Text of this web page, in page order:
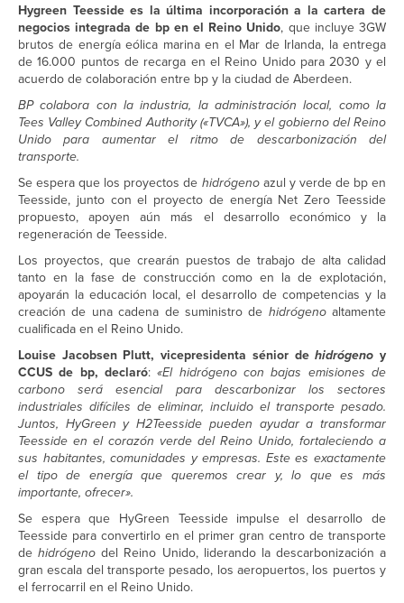
Hygreen Teesside es la última incorporación a la cartera de
negocios integrada de bp en el Reino Unido, que incluye 3GW
brutos de energía eólica marina en el Mar de Irlanda, la entrega
de 16.000 puntos de recarga en el Reino Unido para 2030 y el
acuerdo de colaboración entre bp y la ciudad de Aberdeen.
BP colabora con la industria, la administración local, como la
Tees Valley Combined Authority («TVCA»), y el gobierno del Reino
Unido para aumentar el ritmo de descarbonización del
transporte.
Se espera que los proyectos de hidrógenoazul y verde de bp en
Teesside, junto con el proyecto de energía Net Zero Teesside
propuesto, apoyen aún más el desarrollo económico y la
regeneración de Teesside.
Los proyectos, que crearán puestos de trabajo de alta calidad
tanto en la fase de construcción como en la de explotación,
apoyarán la educación local, el desarrollo de competencias y la
creación de una cadena de suministro de hidrógenoaltamente
cualificada en el Reino Unido.
Louise Jacobsen Plutt, vicepresidenta sénior dehidrógeno y
CCUS de bp, declaró:«El hidrógeno con bajas emisiones de
carbono será esencial para descarbonizar los sectores
industriales difíciles de eliminar, incluido el transporte pesado.
Juntos, HyGreen y H2Teesside pueden ayudar a transformar
Teesside en el corazón verde del Reino Unido, fortaleciendo a
sus habitantes, comunidades y empresas. Este es exactamente
el tipo de energía que queremos crear y, lo que es más
importante, ofrecer».
Se espera que HyGreen Teesside impulse el desarrollo de
Teesside para convertirlo en el primer gran centro de transporte
dehidrógeno del Reino Unido, liderando la descarbonización a
gran escala del transporte pesado, los aeropuertos, los puertos y
el ferrocarril en el Reino Unido.